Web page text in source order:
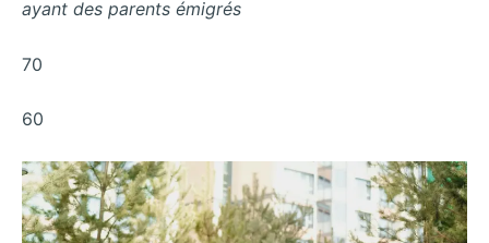
ayant des parents émigrés
70
60